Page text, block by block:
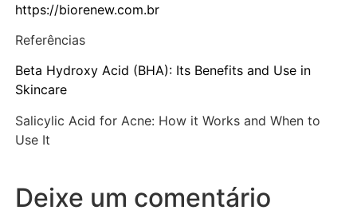
https://biorenew.com.br
Referências
Beta Hydroxy Acid (BHA): Its Benefits and Use in
Skincare
Salicylic Acid for Acne: How it Works and When to
Use It
Deixe um comentário